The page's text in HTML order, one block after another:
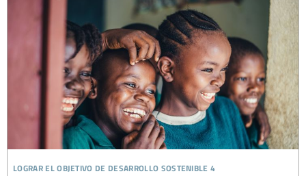
lograr el objetivo de desarrollo sostenible 4